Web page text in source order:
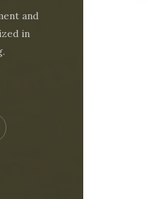
and
in